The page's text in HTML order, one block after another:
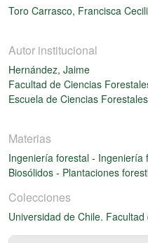
Toro Carrasco, Francisca
Autor institucional
Hernández, Jaime
Facultad de Ciencias
Escuela de Ciencias Forestales
Materias
Ingeniería forestal - Ingeniería
Biosólidos - Plantaciones
Colecciones
Universidad de Chile.